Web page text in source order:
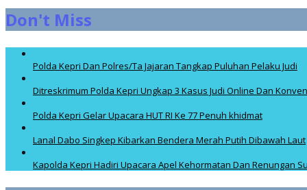
Don't Miss
Polda Kepri Dan Polres/Ta Jajaran Tangkap Puluhan Pelaku Judi
Ditreskrimum Polda Kepri Ungkap 3 Kasus Judi Online Dan
Polda Kepri Gelar Upacara HUT RI Ke 77 Penuh khidmat
Lanal Dabo Singkep Kibarkan Bendera Merah Putih Dibawah Laut
Kapolda Kepri Hadiri Upacara Apel Kehormatan Dan Renungan